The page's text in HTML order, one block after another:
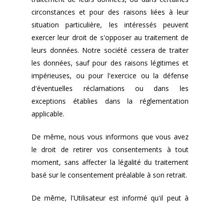
circonstances et pour des raisons liées à leur
situation particulière, les intéressés peuvent
exercer leur droit de s'opposer au traitement de
leurs données. Notre société cessera de traiter
les données, sauf pour des raisons légitimes et
impérieuses, ou pour l'exercice ou la défense
d'éventuelles réclamations ou dans les
exceptions établies dans la réglementation
applicable.
De même, nous vous informons que vous avez
le droit de retirer vos consentements à tout
moment, sans affecter la légalité du traitement
basé sur le consentement préalable à son retrait.
De même, l'Utilisateur est informé qu'il peut à